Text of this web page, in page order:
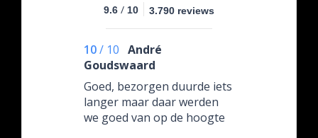
9.6 / 10 3.790 reviews
10/ 10 André
Goudswaard
Goed, bezorgen duurde iets
langer maar daar werden
we goed van op de hoogte